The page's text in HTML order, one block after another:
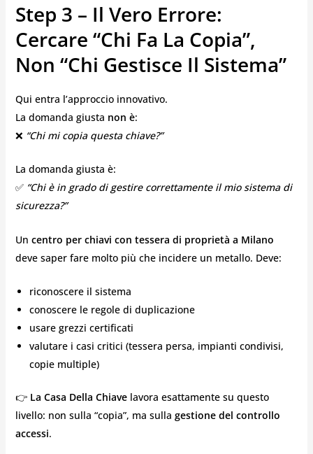
Step 3 – Il Vero Errore:
Cercare “chi Fa La Copia”,
Non “chi Gestisce Il Sistema”
Qui entra l’approccio innovativo.
La domanda giusta non è:
❌ “Chi mi copia questa chiave?”
La domanda giusta è:
✅ “Chi è in grado di gestire correttamente il mio sistema di
sicurezza?”
Un centro per chiavi con tessera di proprietà a Milano
deve saper fare molto più che incidere un metallo. Deve:
riconoscere il sistema
conoscere le regole di duplicazione
usare grezzi certificati
valutare i casi critici (tessera persa, impianti condivisi,
copie multiple)
👉 La Casa Della Chiavelavora esattamente su questo
livello: non sulla “copia”, ma sulla gestione del controllo
accessi.